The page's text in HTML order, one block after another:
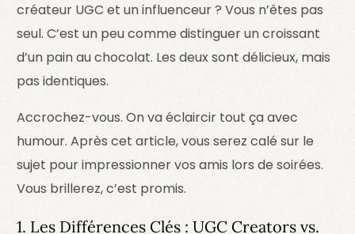
créateur UGC et un influenceur ? Vous n’êtes pas
seul. C’est un peu comme distinguer un croissant
d’un pain au chocolat. Les deux sont délicieux, mais
pas identiques.
Accrochez-vous. On va éclaircir tout ça avec
humour. Après cet article, vous serez calé sur le
sujet pour impressionner vos amis lors de soirées.
Vous brillerez, c’est promis.
1. Les Différences Clés : UGC Creators vs.